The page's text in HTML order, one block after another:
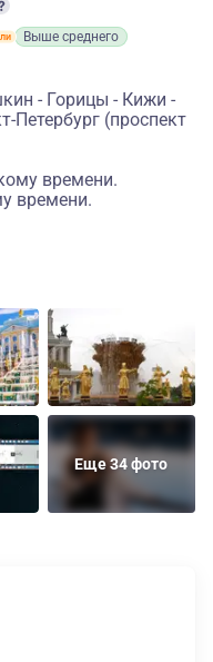
Выше среднего
- Горицы - Кижи -
Петербург (проспект
времени.
времени.
Еще 34 фото